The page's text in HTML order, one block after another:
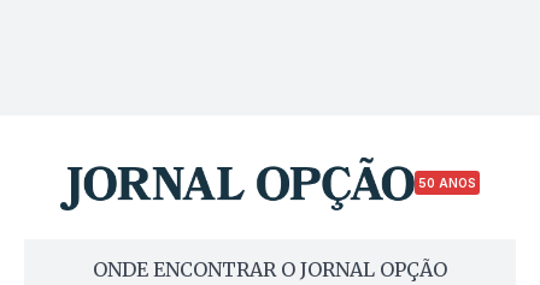
50 ANOS
ONDE ENCONTRAR O JORNAL OPÇÃO